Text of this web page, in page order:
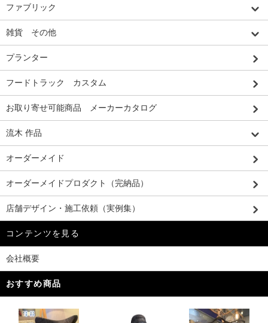
ファブリック
雑貨 その他
プランター
フードトラック カスタム
お取り寄せ可能商品 メーカーカタログ
流木 作品
オーダーメイド
オーダーメイドプロダクト（完納品）
店舗デザイン・施工依頼（実例集）
コンテンツを見る
会社概要
おすすめ商品